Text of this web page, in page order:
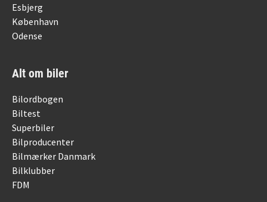
Esbjerg
København
Odense
Alt om biler
Bilordbogen
Biltest
Superbiler
Bilproducenter
Bilmærker Danmark
Bilklubber
FDM